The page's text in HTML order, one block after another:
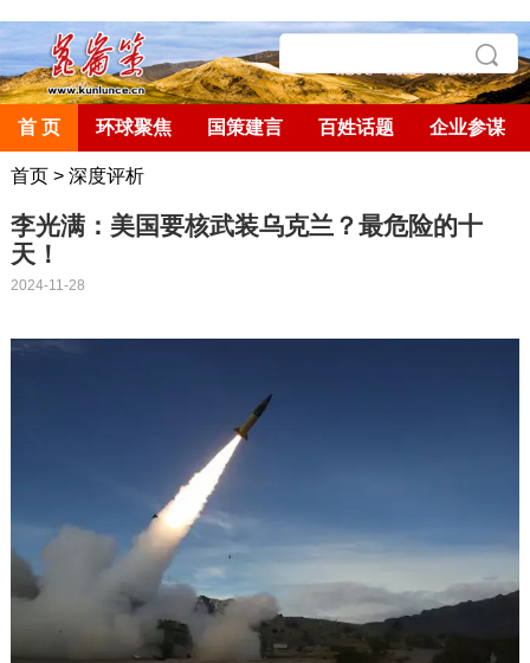
首 页 环球聚焦 国策建言 百姓话题 企业参谋
首页> 深度评析
李光满：美国要核武装乌克兰？最危险的十
天！
2024-11-28